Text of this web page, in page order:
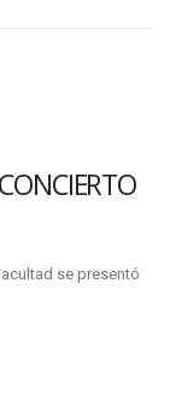
se presentó